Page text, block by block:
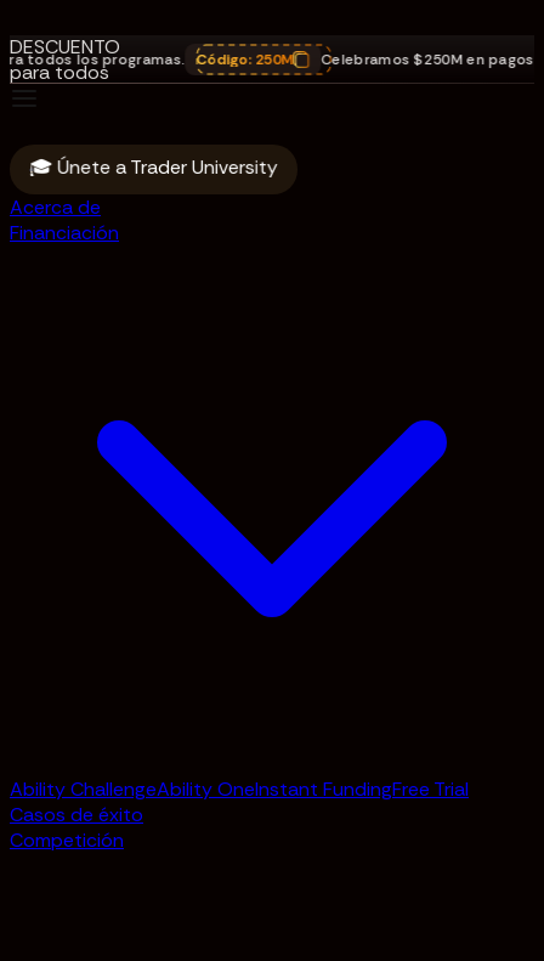
DESCUENTO
para todos
Código:
250M
los programas. Código:250M Celebramos $250M en pagos,25% DE
🎓 Únete a Trader University
Acerca de
Financiación
Ability ChallengeAbility OneInstant FundingFree Trial
Casos de éxito
Competición